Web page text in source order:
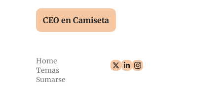
CEO en Camiseta
Home
Temas
Sumarse